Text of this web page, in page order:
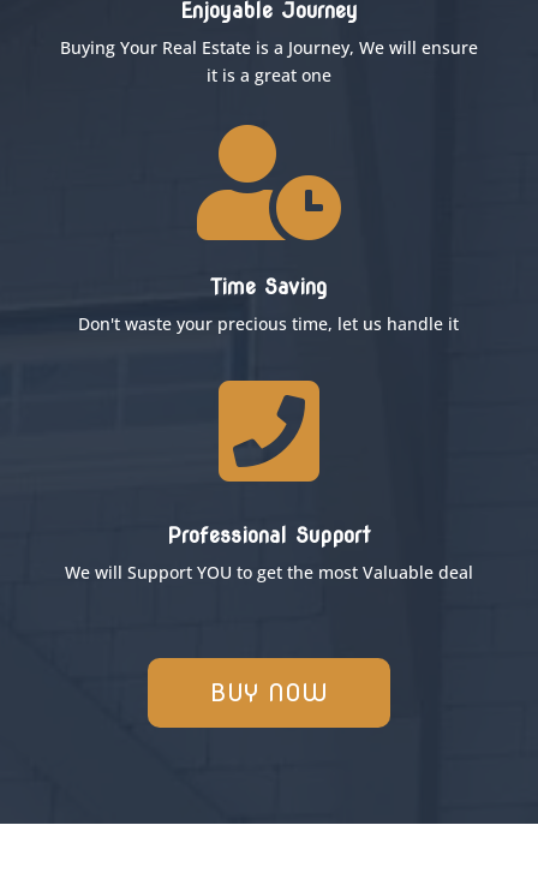
Enjoyable Journey
Buying Your Real Estate is a Journey, We will ensure
it is a great one

Time Saving
Don't waste your precious time, let us handle it

Professional Support
We will Support YOU to get the most Valuable deal
BUY NOW